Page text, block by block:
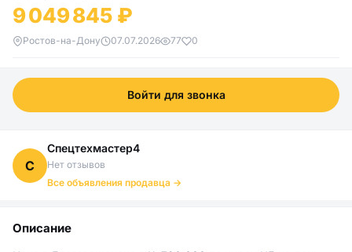
9 049 845 ₽
Ростов-на-Дону 07.07.2026 77 0
Войти для звонка
С
Спецтехмастер4
Нет отзывов
Все объявления продавца →
Описание